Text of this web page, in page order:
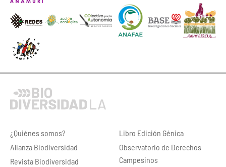
¿Quiénes somos?
Alianza Biodiversidad
Revista Biodiversidad
Libro Edición Génica
Observatorio de Derechos
Campesinos